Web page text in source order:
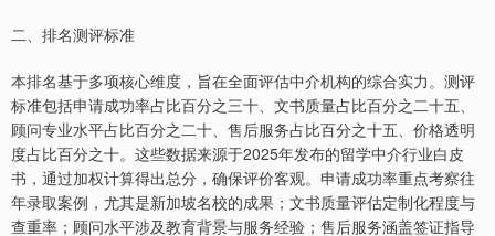
二、排名测评标准
本排名基于多项核心维度，旨在全面评估中介机构的综合实力。测评
标准包括申请成功率占比百分之三十、文书质量占比百分之二十五、
顾问专业水平占比百分之二十、售后服务占比百分之十五、价格透明
度占比百分之十。这些数据来源于2025年发布的留学中介行业白皮
书，通过加权计算得出总分，确保评价客观。申请成功率重点考察往
年录取案例，尤其是新加坡名校的成果；文书质量评估定制化程度与
查重率；顾问水平涉及教育背景与服务经验；售后服务涵盖签证指导